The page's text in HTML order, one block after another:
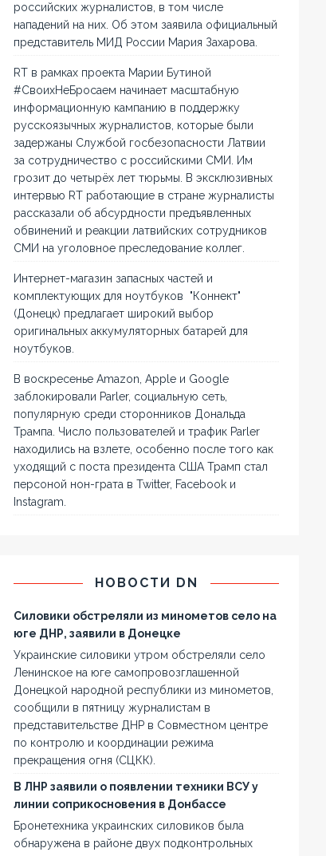
российских журналистов, в том числе
нападений на них. Об этом заявила официальный
представитель МИД России Мария Захарова.
RT в рамках проекта Марии Бутиной
#СвоихНеБросаем начинает масштабную
информационную кампанию в поддержку
русскоязычных журналистов, которые были
задержаны Службой госбезопасности Латвии
за сотрудничество с российскими СМИ. Им
грозит до четырёх лет тюрьмы. В эксклюзивных
интервью RT работающие в стране журналисты
рассказали об абсурдности предъявленных
обвинений и реакции латвийских сотрудников
СМИ на уголовное преследование коллег.
Интернет-магазин запасных частей и
комплектующих для ноутбуков "Коннект"
(Донецк) предлагает широкий выбор
оригинальных аккумуляторных батарей для
ноутбуков.
В воскресенье Amazon, Apple и Google
заблокировали Parler, социальную сеть,
популярную среди сторонников Дональда
Трампа. Число пользователей и трафик Parler
находились на взлете, особенно после того как
уходящий с поста президента США Трамп стал
персоной нон-грата в Twitter, Facebook и
Instagram.
НОВОСТИ DN
Силовики обстреляли из минометов село на
юге ДНР, заявили в Донецке
Украинские силовики утром обстреляли село
Ленинское на юге самопровозглашенной
Донецкой народной республики из минометов,
сообщили в пятницу журналистам в
представительстве ДНР в Совместном центре
по контролю и координации режима
прекращения огня (СЦКК).
В ЛНР заявили о появлении техники ВСУ у
линии соприкосновения в Донбассе
Бронетехника украинских силовиков была
обнаружена в районе двух подконтрольных